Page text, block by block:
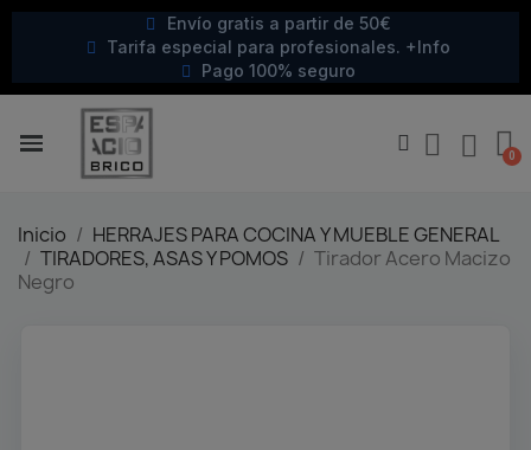
Envío gratis a partir de 50€
Tarifa especial para profesionales. +Info
Pago 100% seguro
Inicio
HERRAJES PARA COCINA Y MUEBLE GENERAL
TIRADORES, ASAS Y POMOS
Tirador Acero Macizo
Negro